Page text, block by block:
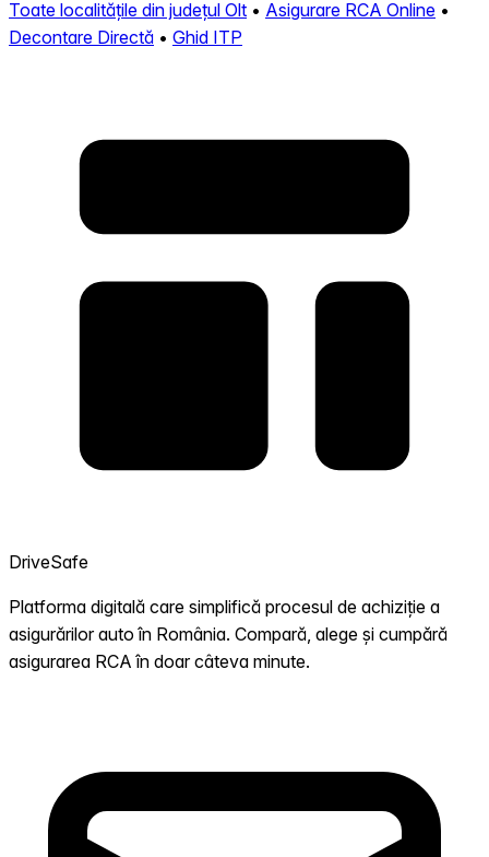
Toate localitățile din județul Olt • Asigurare RCA Online •
Decontare Directă • Ghid ITP
DriveSafe
Platforma digitală care simplifică procesul de achiziție a
asigurărilor auto în România. Compară, alege și cumpără
asigurarea RCA în doar câteva minute.